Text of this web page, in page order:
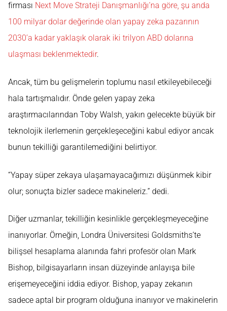
firması Next Move Strateji Danışmanlığı’na göre, şu anda
100 milyar dolar değerinde olan yapay zeka pazarının
2030’a kadar yaklaşık olarak iki trilyon ABD dolarına
ulaşması beklenmektedir.
Ancak, tüm bu gelişmelerin toplumu nasıl etkileyebileceği
hala tartışmalıdır. Önde gelen yapay zeka
araştırmacılarından Toby Walsh, yakın gelecekte büyük bir
teknolojik ilerlemenin gerçekleşeceğini kabul ediyor ancak
bunun tekilliği garantilemediğini belirtiyor.
“Yapay süper zekaya ulaşamayacağımızı düşünmek kibir
olur; sonuçta bizler sadece makineleriz.” dedi.
Diğer uzmanlar, tekilliğin kesinlikle gerçekleşmeyeceğine
inanıyorlar. Örneğin, Londra Üniversitesi Goldsmiths’te
bilişsel hesaplama alanında fahri profesör olan Mark
Bishop, bilgisayarların insan düzeyinde anlayışa bile
erişemeyeceğini iddia ediyor. Bishop, yapay zekanın
sadece aptal bir program olduğuna inanıyor ve makinelerin